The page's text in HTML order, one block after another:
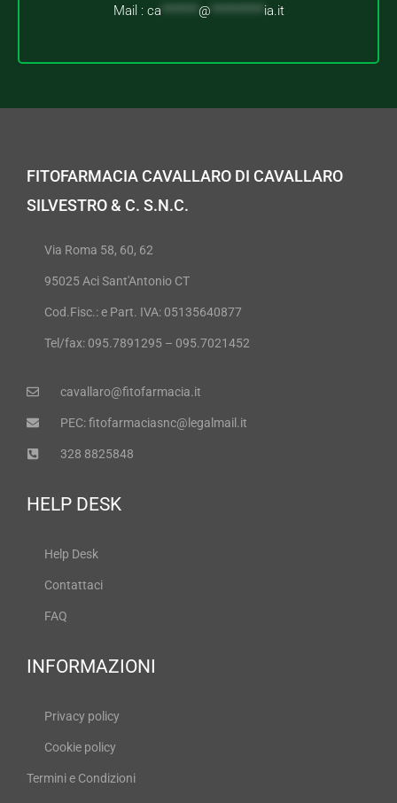
Mail : ca @ ia.it
FITOFARMACIA CAVALLARO DI CAVALLARO
SILVESTRO & C. S.N.C.
Via Roma 58, 60, 62
95025 Aci Sant'Antonio CT
Cod.Fisc.: e Part. IVA: 05135640877
Tel/fax: 095.7891295 – 095.7021452
cavallaro@fitofarmacia.it
PEC: fitofarmaciasnc@legalmail.it
328 8825848
HELP DESK
Help Desk
Contattaci
FAQ
INFORMAZIONI
Privacy policy
Cookie policy
Termini e Condizioni